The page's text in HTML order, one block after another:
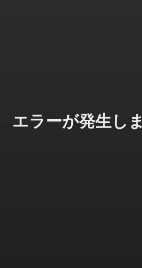
エラーが発生し